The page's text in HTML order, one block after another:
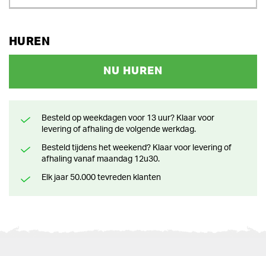
HUREN
NU HUREN
Besteld op weekdagen voor 13 uur? Klaar voor
levering of afhaling de volgende werkdag.
Besteld tijdens het weekend? Klaar voor levering of
afhaling vanaf maandag 12u30.
Elk jaar 50.000 tevreden klanten